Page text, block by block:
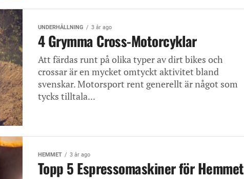
UNDERHÅLLNING 3 år ago
4 Grymma Cross-Motorcyklar
Att färdas runt på olika typer av dirt bikes och
crossar är en mycket omtyckt aktivitet bland
svenskar. Motorsport rent generellt är något som
tycks tilltala...
HEMMET 3 år ago
Topp 5 Espressomaskiner för Hemmet